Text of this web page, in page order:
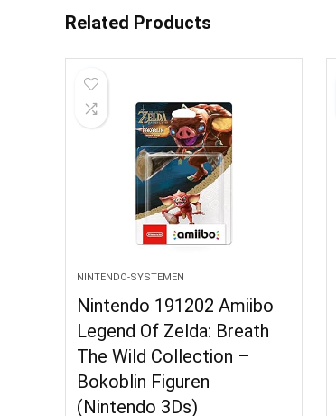
Related Products
NINTENDO-SYSTEMEN
Nintendo 191202 Amiibo
Legend Of Zelda: Breath
The Wild Collection –
Bokoblin Figuren
(Nintendo 3Ds)